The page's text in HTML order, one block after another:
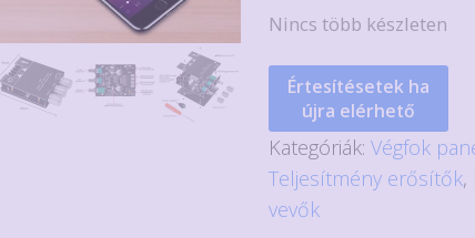
Nincs több készleten
Értesítésetek ha
újra elérhető
Kategóriák:Végfok
Teljesítmény erősítők,
vevők